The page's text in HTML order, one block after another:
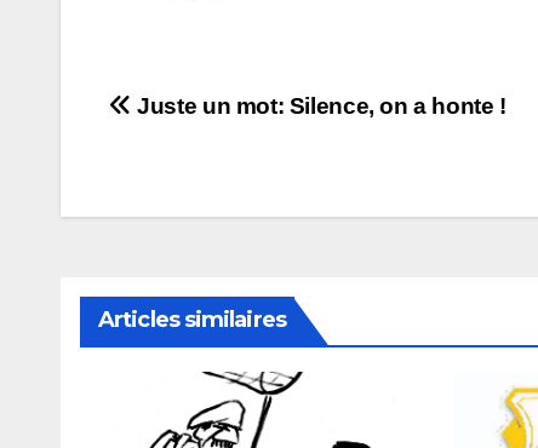
Navigation
l’article
Juste un mot: Silence, on a honte !
Articles similaires